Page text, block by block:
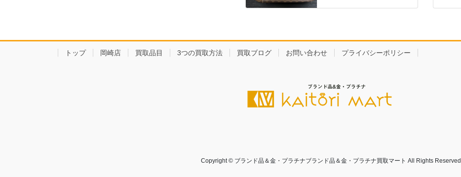
トップ 岡崎店 買取品目 3つの買取方法 買取ブログ お問い合わせ プライバシーポリシー
Copyright © ブランド品＆金・プラチナブランド品＆金・プラチナ買取マート All Rights Reserved.